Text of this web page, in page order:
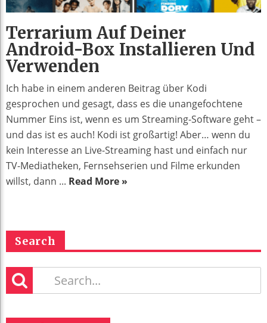
Terrarium Auf Deiner
Android-Box Installieren Und
Verwenden
Ich habe in einem anderen Beitrag über Kodi
gesprochen und gesagt, dass es die unangefochtene
Nummer Eins ist, wenn es um Streaming-Software geht –
und das ist es auch! Kodi ist großartig! Aber… wenn du
kein Interesse an Live-Streaming hast und einfach nur
TV-Mediatheken, Fernsehserien und Filme erkunden
willst, dann ... Read More »
Search